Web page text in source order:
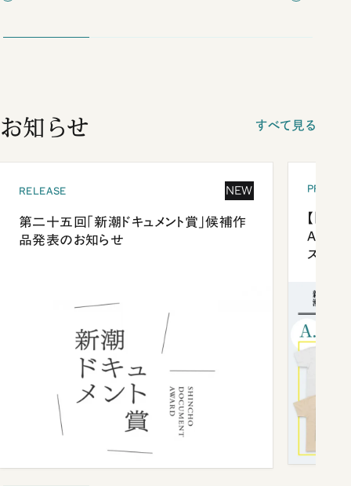
お知らせ すべて見る
RELEASE NEW
第二十五回「新潮ドキュメント賞」候補作
品発表のお知らせ
【「新
ズプレ